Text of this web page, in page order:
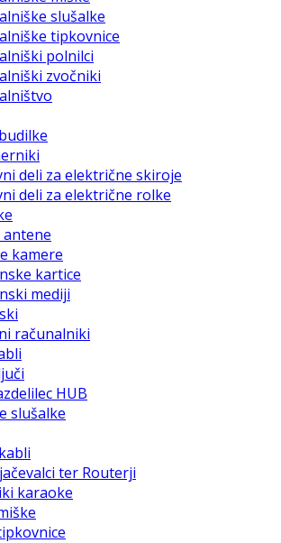
slušalke
tipkovnice
polnilci
zvočniki
deli za električne skiroje
deli za električne rolke
antene
kamere
kartice
mediji
računalniki
HUB
slušalke
ter Routerji
karaoke